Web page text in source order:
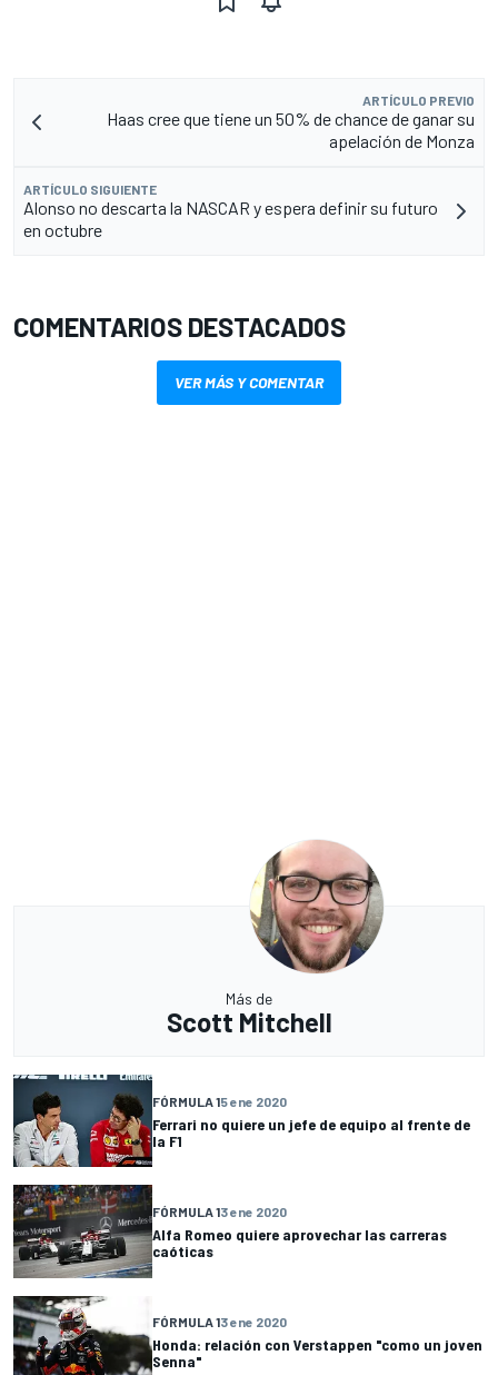
ARTÍCULO PREVIO
Haas cree que tiene un 50% de chance de ganar su
apelación de Monza
ARTÍCULO SIGUIENTE
Alonso no descarta la NASCAR y espera definir su futuro
en octubre
COMENTARIOS DESTACADOS
VER MÁS Y COMENTAR
Más de
Scott Mitchell
FÓRMULA 15 ene 2020
Ferrari no quiere un jefe de equipo al frente de
la F1
FÓRMULA 13 ene 2020
Alfa Romeo quiere aprovechar las carreras
caóticas
FÓRMULA 13 ene 2020
Honda: relación con Verstappen "como un joven
Senna"